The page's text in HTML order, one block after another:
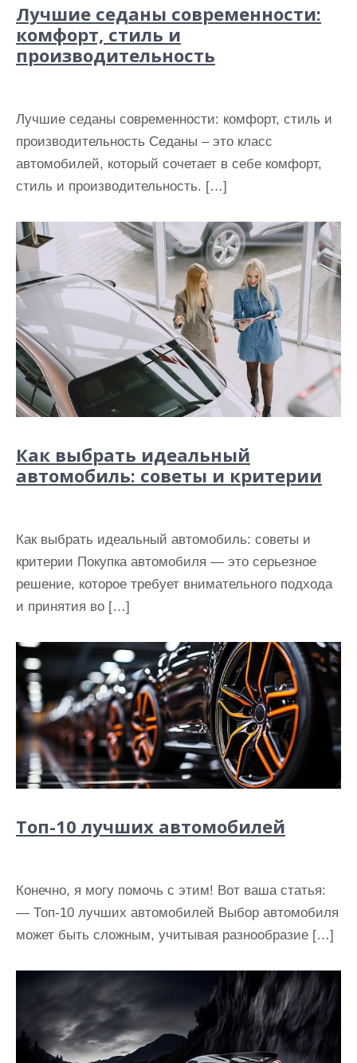
Лучшие седаны современности:
комфорт, стиль и
производительность
Лучшие седаны современности: комфорт, стиль и
производительность Седаны – это класс
автомобилей, который сочетает в себе комфорт,
стиль и производительность. […]
Как выбрать идеальный
автомобиль: советы и критерии
Как выбрать идеальный автомобиль: советы и
критерии Покупка автомобиля — это серьезное
решение, которое требует внимательного подхода
и принятия во […]
Топ-10 лучших автомобилей
Конечно, я могу помочь с этим! Вот ваша статья:
— Топ-10 лучших автомобилей Выбор автомобиля
может быть сложным, учитывая разнообразие […]